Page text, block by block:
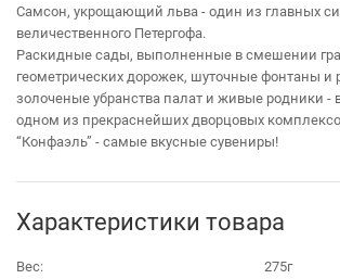
Самсон, укрощающий льва - один из главных
величественного Петергофа.
Раскидные сады, выполненные в смешении
геометрических дорожек, шуточные фонтаны и
золоченые убранства палат и живые родники -
одном из прекраснейших дворцовых
“Конфаэль” - самые вкусные сувениры!
Характеристики товара
Вес:
275г